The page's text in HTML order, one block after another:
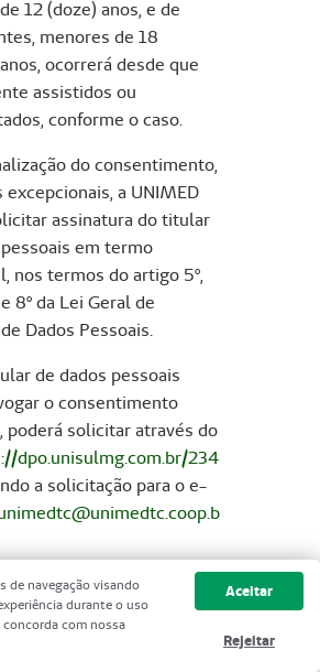
12 (doze) anos, e de
menores de 18
ocorrerá desde que
assistidos ou
conforme o caso.
do consentimento,
excepcionais, a UNIMED
assinatura do titular
em termo
nos termos do artigo 5º,
8º da Lei Geral de
Dados Pessoais.
de dados pessoais
o consentimento
poderá solicitar através do
dpo.unisulmg.com.br/234
a solicitação para o e-
TRÊS
poderá usar o endereço
SMS ou aplicativos de
de navegação visando
durante o uso
com nossa
Aceitar
Rejeitar